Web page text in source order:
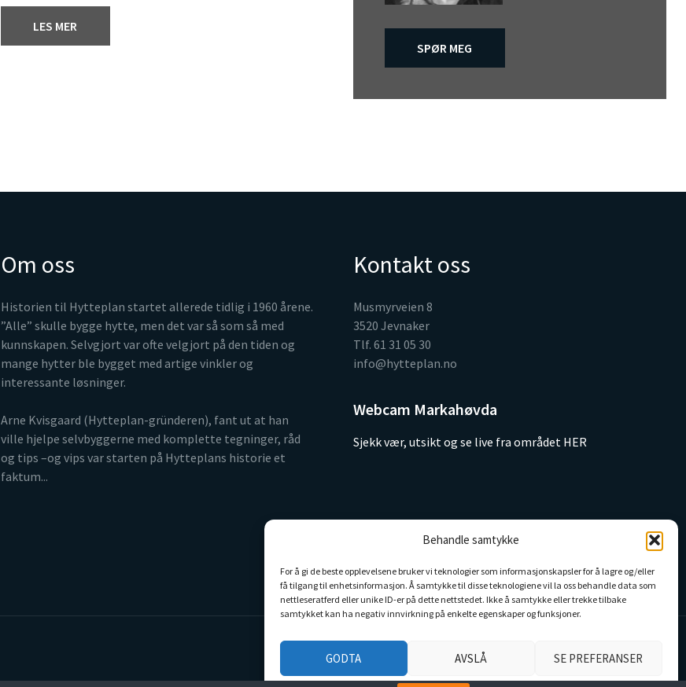
Behandle samtykke
For å gi de beste opplevelsene bruker vi teknologier som informasjonskapsler for å lagre og/eller
få tilgang til enhetsinformasjon. Å samtykke til disse teknologiene vil la oss behandle data som
nettleseratferd eller unike ID-er på dette nettstedet. Ikke å samtykke eller trekke tilbake
samtykket kan ha negativ innvirkning på enkelte egenskaper og funksjoner.
GODTA AVSLÅ SE PREFERANSER
LES MER
SPØR MEG
Om oss
Historien til Hytteplan startet allerede tidlig i 1960 årene.
”Alle” skulle bygge hytte, men det var så som så med
kunnskapen. Selvgjort var ofte velgjort på den tiden og
mange hytter ble bygget med artige vinkler og
interessante løsninger.
Arne Kvisgaard (Hytteplan-gründeren), fant ut at han
ville hjelpe selvbyggerne med komplette tegninger, råd
og tips –og vips var starten på Hytteplans historie et
faktum...
Kontakt oss
Musmyrveien 8
3520 Jevnaker
Tlf. 61 31 05 30
info@hytteplan.no
Webcam Markahøvda
Sjekk vær, utsikt og se live fra området HER